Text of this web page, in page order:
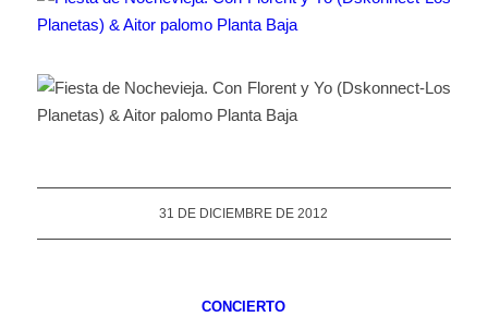
31 DE DICIEMBRE DE 2012
CONCIERTO